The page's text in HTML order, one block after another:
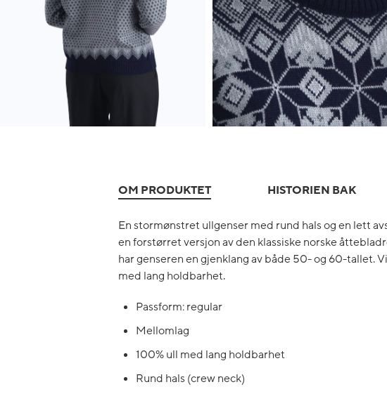
OM PRODUKTET
En stormønstret ullgenser med rund hals og en lett
en forstørret versjon av den klassiske norske
har genseren en gjenklang av både 50- og 60-tallet.
med lang holdbarhet.
Passform: regular
Mellomlag
100% ull med lang holdbarhet
Rund hals (crew neck)
HISTORIEN BAK